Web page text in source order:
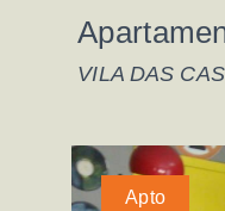
VILA DAS
Apto